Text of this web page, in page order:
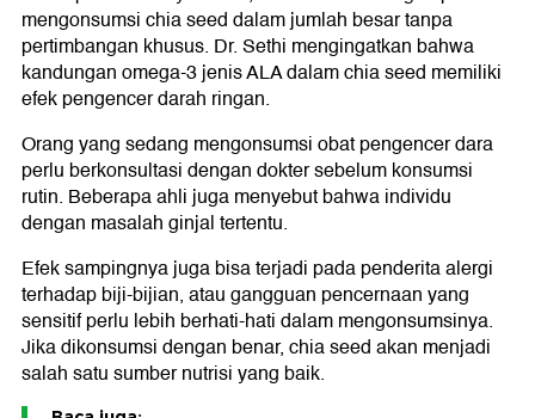
mengonsumsi chia seed dalam jumlah besar tanpa
pertimbangan khusus. Dr. Sethi mengingatkan bahwa
kandungan omega-3 jenis ALA dalam chia seed memiliki
efek pengencer darah ringan.
Orang yang sedang mengonsumsi obat pengencer dara
perlu berkonsultasi dengan dokter sebelum konsumsi
rutin. Beberapa ahli juga menyebut bahwa individu
dengan masalah ginjal tertentu.
Efek sampingnya juga bisa terjadi pada penderita alergi
terhadap biji-bijian, atau gangguan pencernaan yang
sensitif perlu lebih berhati-hati dalam mengonsumsinya.
Jika dikonsumsi dengan benar, chia seed akan menjadi
salah satu sumber nutrisi yang baik.